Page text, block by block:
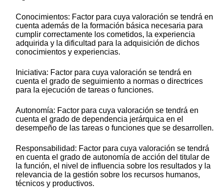
Conocimientos: Factor para cuya valoración se tendrá en
cuenta además de la formación básica necesaria para
cumplir correctamente los cometidos, la experiencia
adquirida y la dificultad para la adquisición de dichos
conocimientos y experiencias.
Iniciativa: Factor para cuya valoración se tendrá en
cuenta el grado de seguimiento a normas o directrices
para la ejecución de tareas o funciones.
Autonomía: Factor para cuya valoración se tendrá en
cuenta el grado de dependencia jerárquica en el
desempeño de las tareas o funciones que se desarrollen.
Responsabilidad: Factor para cuya valoración se tendrá
en cuenta el grado de autonomía de acción del titular de
la función, el nivel de influencia sobre los resultados y la
relevancia de la gestión sobre los recursos humanos,
técnicos y productivos.